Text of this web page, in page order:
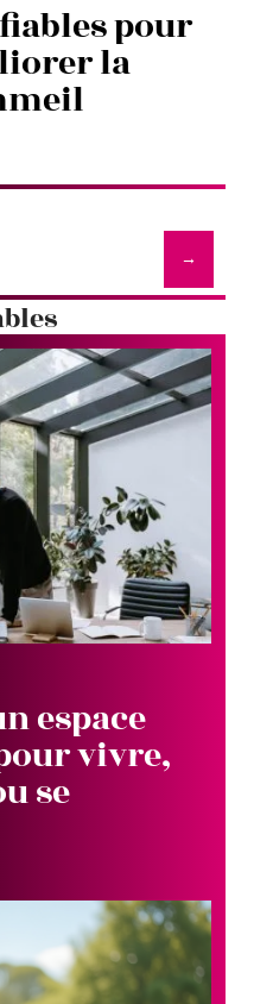
pour
la
espace
vivre,
se